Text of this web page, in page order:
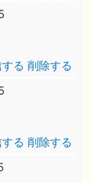
る 削除する
る 削除する